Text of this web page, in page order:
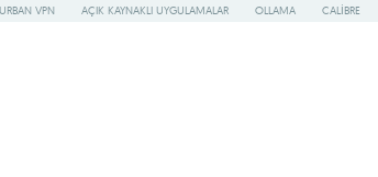
URBAN VPN AÇIK KAYNAKLI UYGULAMALAR OLLAMA CALIBRE